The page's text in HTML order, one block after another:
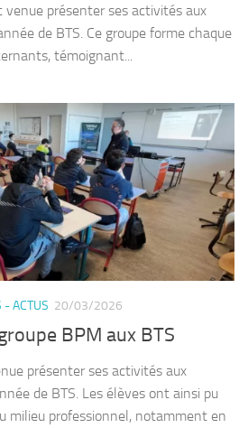
venue présenter ses activités aux
de BTS. Ce groupe forme chaque
témoignant...
- ACTUS 20/03/2026
BPM aux BTS
présenter ses activités aux
de BTS. Les élèves ont ainsi pu
milieu professionnel, notamment en